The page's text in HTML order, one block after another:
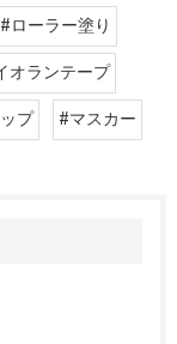
#ローラー塗り
オランテープ
プ #マスカー